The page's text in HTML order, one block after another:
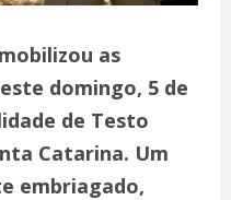
as
domingo, 5 de
de Testo
Catarina. Um
embriagado,